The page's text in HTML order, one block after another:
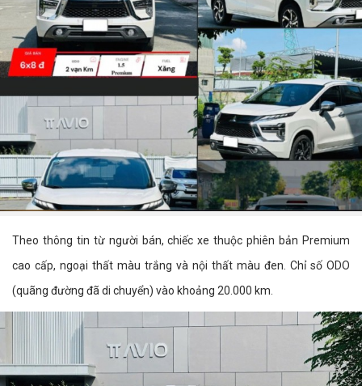
Theo thông tin từ người bán, chiếc xe thuộc phiên bản Premium
cao cấp, ngoại thất màu trắng và nội thất màu đen. Chỉ số ODO
(quãng đường đã di chuyển) vào khoảng 20.000 km.